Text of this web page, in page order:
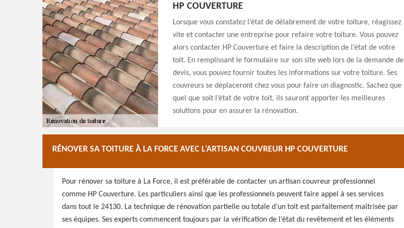
HP COUVERTURE
Lorsque vous constatez l’état de délabrement de votre toiture, réagissez
vite et contacter une entreprise pour refaire votre toiture. Vous pouvez
alors contacter HP Couverture et faire la description de l’état de votre
toit. En remplissant le formulaire sur son site web lors de la demande de
devis, vous pouvez fournir toutes les informations sur votre toiture. Ses
couvreurs se déplaceront chez vous pour faire un diagnostic. Sachez que
quel que soit l’état de votre toit, ils sauront apporter les meilleures
solutions pour en assurer la rénovation.
RÉNOVER SA TOITURE À LA FORCE AVEC L’ARTISAN COUVREUR HP COUVERTURE
Pour rénover sa toiture à La Force, il est préférable de contacter un artisan couvreur professionnel
comme HP Couverture. Les particuliers ainsi que les professionnels peuvent faire appel à ses services
dans tout le 24130. La technique de rénovation partielle ou totale d’un toit est parfaitement maîtrisée par
ses équipes. Ses experts commencent toujours par la vérification de l’état du revêtement et les éléments